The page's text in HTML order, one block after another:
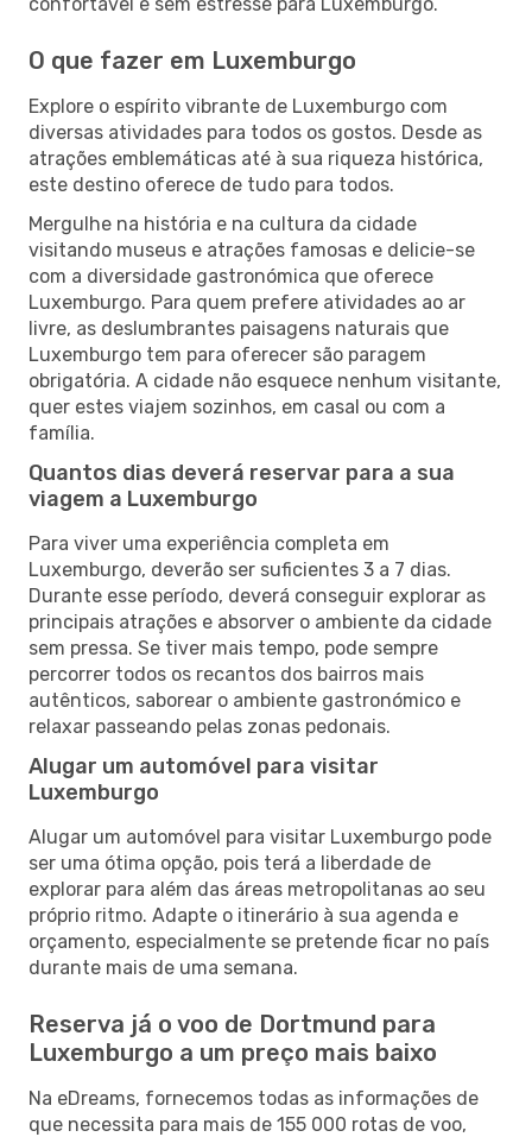
O que fazer em Luxemburgo
Explore o espírito vibrante de Luxemburgo com
diversas atividades para todos os gostos. Desde as
atrações emblemáticas até à sua riqueza histórica,
este destino oferece de tudo para todos.
Mergulhe na história e na cultura da cidade
visitando museus e atrações famosas e delicie-se
com a diversidade gastronómica que oferece
Luxemburgo. Para quem prefere atividades ao ar
livre, as deslumbrantes paisagens naturais que
Luxemburgo tem para oferecer são paragem
obrigatória. A cidade não esquece nenhum visitante,
quer estes viajem sozinhos, em casal ou com a
família.
Quantos dias deverá reservar para a sua
viagem a Luxemburgo
Para viver uma experiência completa em
Luxemburgo, deverão ser suficientes 3 a 7 dias.
Durante esse período, deverá conseguir explorar as
principais atrações e absorver o ambiente da cidade
sem pressa. Se tiver mais tempo, pode sempre
percorrer todos os recantos dos bairros mais
autênticos, saborear o ambiente gastronómico e
relaxar passeando pelas zonas pedonais.
Alugar um automóvel para visitar
Luxemburgo
Alugar um automóvel para visitar Luxemburgo pode
ser uma ótima opção, pois terá a liberdade de
explorar para além das áreas metropolitanas ao seu
próprio ritmo. Adapte o itinerário à sua agenda e
orçamento, especialmente se pretende ficar no país
durante mais de uma semana.
Reserva já o voo de Dortmund para
Luxemburgo a um preço mais baixo
Na eDreams, fornecemos todas as informações de
que necessita para mais de 155 000 rotas de voo,